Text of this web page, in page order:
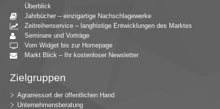
Überblick
Jahrbücher – einzigartige Nachschlagewerke
Zeitreihenservice – langfristige Entwicklungen des Marktes
Seminare und Vorträge
Vom Widget bis zur Homepage
Markt Blick – Ihr kostenloser Newsletter
Zielgruppen
Agrarressort der öffentlichen Hand
Unternehmensberatung